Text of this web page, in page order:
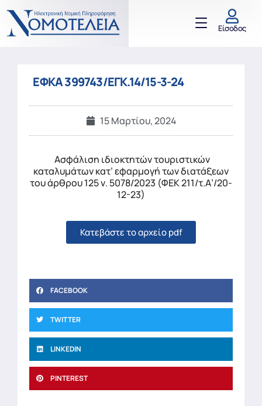
Είσοδος
ΕΦΚΑ 399743/ΕΓΚ.14/15-3-24
15 Μαρτίου, 2024
Ασφάλιση ιδιοκτητών τουριστικών
καταλυμάτων κατ’ εφαρμογή των διατάξεων
του άρθρου 125 ν. 5078/2023 (ΦΕΚ 211/τ.Α’/20-
12-23)
Κατεβάστε το αρχείο pdf
FACEBOOK
TWITTER
LINKEDIN
PINTEREST